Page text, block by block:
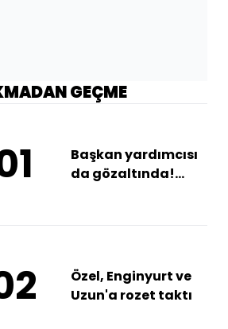
GEÇME
Başkan yardımcısı
da gözaltında!
operasyonu!
Özel, Enginyurt ve
Uzun'a rozet taktı